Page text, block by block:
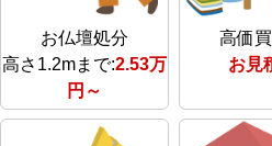
お仏壇処分
高さ1.2mまで:2.53万
円～
高価
お見